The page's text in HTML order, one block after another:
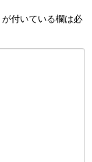
が付いている欄は必